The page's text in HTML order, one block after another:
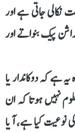
جاتی ہے اور
پیک بنواتے اور
یہ ہے کہ دوکاندار یا
نہیں ہوتا کہ ان
کیا ہے، آیا